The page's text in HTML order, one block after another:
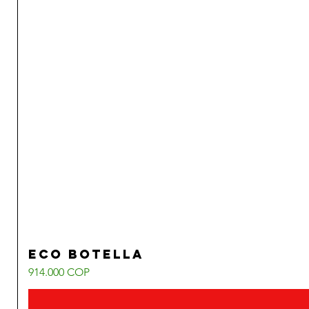
Eco Botella
Precio
914.000 COP